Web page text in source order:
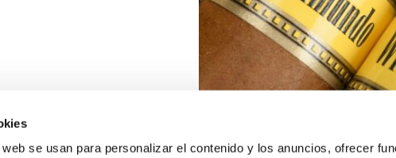
se usan para personalizar el contenido y los anuncios, ofrecer